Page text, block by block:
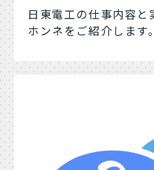
日東電工の仕事内容
ホンネをご紹介します。